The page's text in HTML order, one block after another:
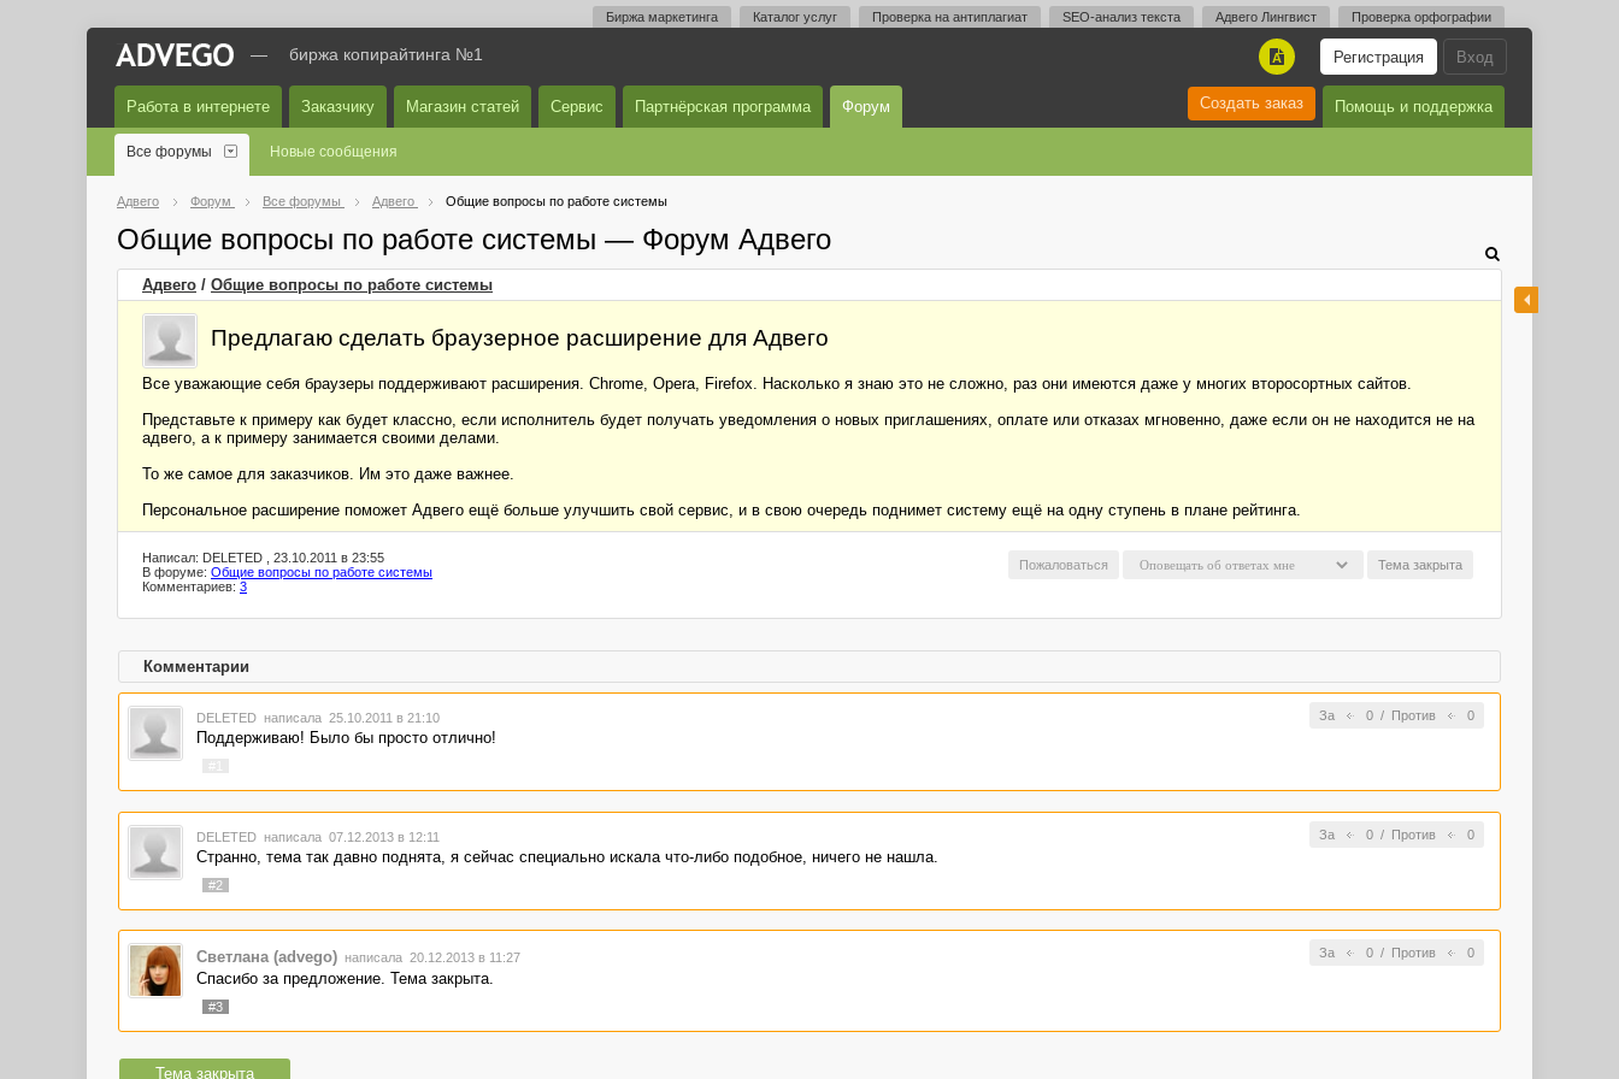
Биржа маркетинга Каталог услуг Проверка на антиплагиат SEO-анализ текста Адвего Лингвист Проверка орфографии
Вход
Регистрация
A
— биржа копирайтинга №1
Работа в интернете Заказчику Магазин статей Сервис Партнёрская программа Форум Помощь и поддержка
Создать заказ
Все форумы Новые сообщения
Адвего Форум Все форумы Адвего Общие вопросы по работе системы
Общие вопросы по работе системы — Форум Адвего
Адвего / Общие вопросы по работе системы
Предлагаю сделать браузерное расширение для Адвего
Все уважающие себя браузеры поддерживают расширения. Chrome, Opera, Firefox. Насколько я знаю это не сложно, раз они имеются даже у многих второсортных сайтов.
Представьте к примеру как будет классно, если исполнитель будет получать уведомления о новых приглашениях, оплате или отказах мгновенно, даже если он не находится не на
адвего, а к примеру занимается своими делами.
То же самое для заказчиков. Им это даже важнее.
Персональное расширение поможет Адвего ещё больше улучшить свой сервис, и в свою очередь поднимет систему ещё на одну ступень в плане рейтинга.
Тема закрыта
Пожаловаться
Написал: DELETED , 23.10.2011 в 23:55
В форуме: Общие вопросы по работе системы
Комментариев: 3
Комментарии
За 0/ Против 0
DELETED написала 25.10.2011 в 21:10
Поддерживаю! Было бы просто отлично!
За 0/ Против 0
DELETED написала 07.12.2013 в 12:11
Странно, тема так давно поднята, я сейчас специально искала что-либо подобное, ничего не нашла.
#2
За 0/ Против 0
Светлана (advego) написала 20.12.2013 в 11:27
Спасибо за предложение. Тема закрыта.
#3
Тема закрыта